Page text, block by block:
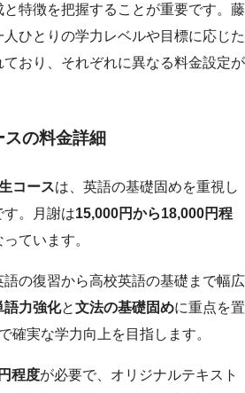
特徴を把握することが重要です。藤
ひとりの学力レベルや目標に応じた
おり、それぞれに異なる料金設定が
の料金詳細
コースは、英語の基礎固めを重視し
す。月謝は15,000円から18,000円程
ています。
の復習から高校英語の基礎まで幅広
語力強化と文法の基礎固めに重点を置
確実な学力向上を目指します。
程度が必要で、オリジナルテキスト